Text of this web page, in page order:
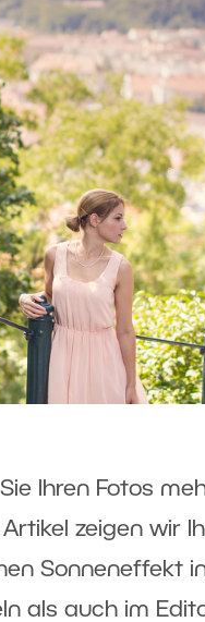
Ihren Fotos
zeigen wir
Sonneneffekt
als auch im